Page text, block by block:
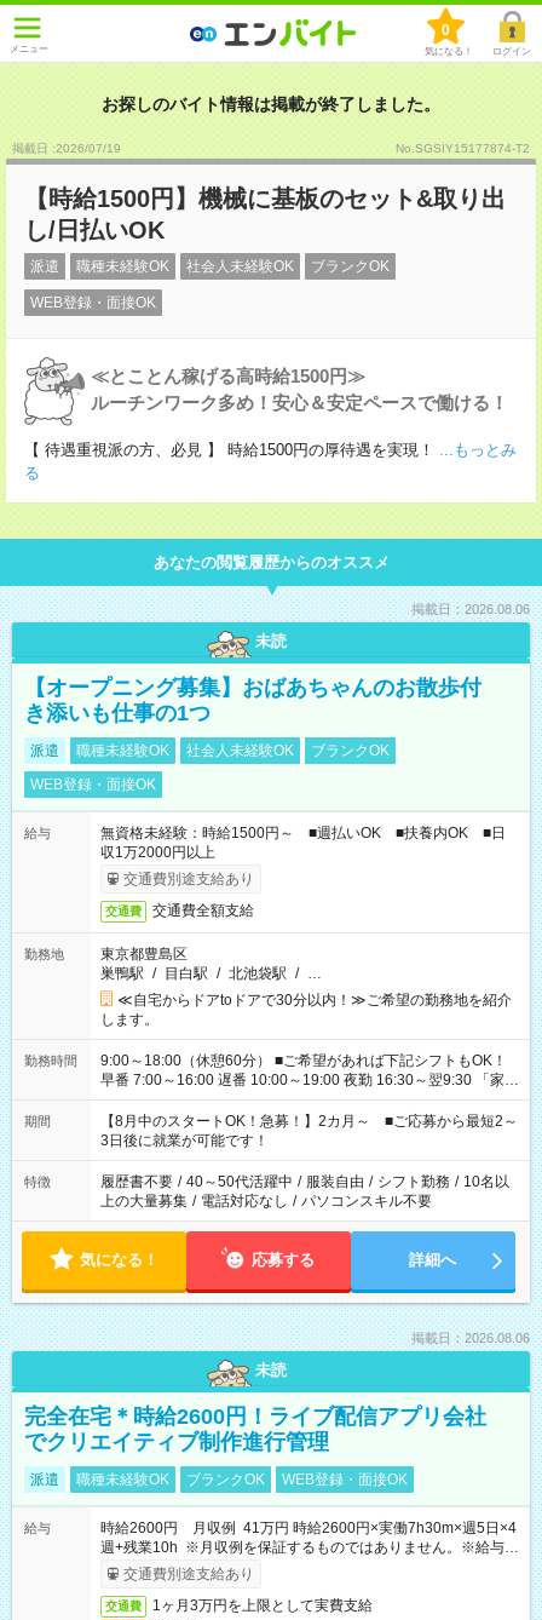
メニュー
0
気になる！ ログイン
お探しのバイト情報は掲載が終了しました。
掲載日 :2026/07/19 No.SGSIY15177874-T2
【時給1500円】機械に基板のセット&取り出
し/日払いOK
派遣 職種未経験OK 社会人未経験OK ブランクOK
WEB登録・面接OK
≪とことん稼げる高時給1500円≫
ルーチンワーク多め！安心＆安定ペースで働ける！
【 待遇重視派の方、必見 】 時給1500円の厚待遇を実現！
...もっとみ
る
あなたの閲覧履歴からのオススメ
掲載日：2026.08.06
未読
【オープニング募集】おばあちゃんのお散歩付
き添いも仕事の1つ
派遣 職種未経験OK 社会人未経験OK
ブランクOK
WEB登録・面接OK
給与
無資格未経験：時給1500円～ ■週払いOK ■扶養内OK ■日
収1万2000円以上
交通費別途支給あり
交通費 交通費全額支給
勤務地
東京都豊島区
巣鴨駅 / 目白駅 / 北池袋駅 / …
≪自宅からドアtoドアで30分以内！≫ご希望の勤務地を紹介
します。
勤務時間
9:00～18:00（休憩60分） ■ご希望があれば下記シフトもOK！
早番 7:00～16:00 遅番 10:00～19:00 夜勤 16:30～翌9:30 「家族
と休みを合わせたい」 「余裕を持って夕飯の準備がしたい」
「できれば残業はしたくない」 など、ご希望を教えてください
ね。 ※Wワーク希望の方へ 今ご覧のお仕事で希望する勤務時間
と、もう1つのお仕事の勤務時間。 合計で週40時間を超える場
合は応募できません。
期間
【8月中のスタートOK！急募！】2カ月～ ■ご応募から最短2～
3日後に就業が可能です！
特徴 履歴書不要 / 40～50代活躍中 / 服装自由 / シフト勤務 / 10名以
上の大量募集 / 電話対応なし / パソコンスキル不要
気になる！ 応募する 詳細へ
掲載日：2026.08.06
未読
完全在宅＊時給2600円！ライブ配信アプリ会社
でクリエイティブ制作進行管理
派遣 職種未経験OK ブランクOK WEB登録・面接OK
給与
時給2600円 月収例 41万円 時給2600円×実働7h30m×週5日×4
週+残業10h ※月収例を保証するものではありません。※給与即
受取りサービス利用可（利用条件有）
交通費別途支給あり
交通費 1ヶ月3万円を上限として実費支給